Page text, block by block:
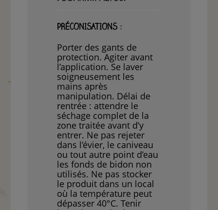
PRÉCONISATIONS :
Porter des gants de
protection. Agiter avant
l’application. Se laver
soigneusement les
mains après
manipulation. Délai de
rentrée : attendre le
séchage complet de la
zone traitée avant d’y
entrer. Ne pas rejeter
dans l’évier, le caniveau
ou tout autre point d’eau
les fonds de bidon non
utilisés. Ne pas stocker
le produit dans un local
où la température peut
dépasser 40°C. Tenir